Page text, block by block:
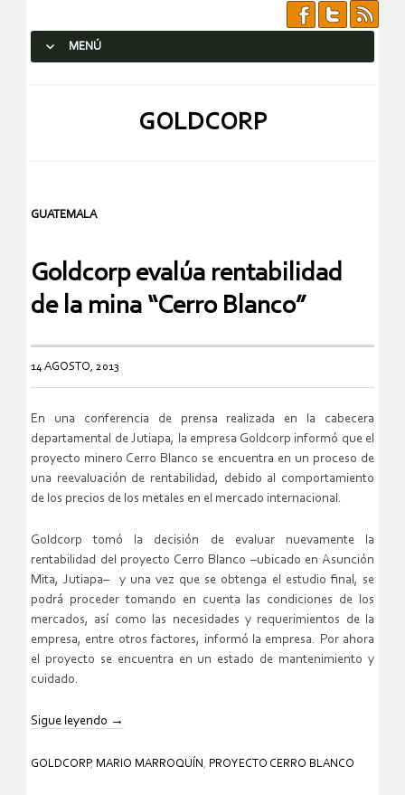
MENÚ
GOLDCORP
GUATEMALA
Goldcorp evalúa rentabilidad
de la mina “Cerro Blanco”
14 AGOSTO, 2013
En una conferencia de prensa realizada en la cabecera
departamental de Jutiapa, la empresa Goldcorp informó que el
proyecto minero Cerro Blanco se encuentra en un proceso de
una reevaluación de rentabilidad, debido al comportamiento
de los precios de los metales en el mercado internacional.
Goldcorp tomó la decisión de evaluar nuevamente la
rentabilidad del proyecto Cerro Blanco –ubicado en Asunción
Mita, Jutiapa– y una vez que se obtenga el estudio final, se
podrá proceder tomando en cuenta las condiciones de los
mercados, así como las necesidades y requerimientos de la
empresa, entre otros factores, informó la empresa. Por ahora
el proyecto se encuentra en un estado de mantenimiento y
cuidado.
Sigue leyendo →
GOLDCORP, MARIO MARROQUÍN , PROYECTO CERRO BLANCO